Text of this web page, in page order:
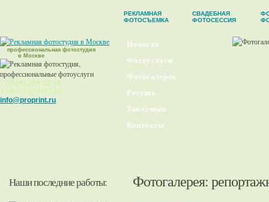
РЕКЛАМНАЯ
ФОТОСЪЕМКА
СВАДЕБНАЯ
ФОТОСЕССИЯ
профессиональная фотостудия
в Москве
+7(926) 230-32-51
+7(977) 379-37-29
info@proprint.ru
Новости
Фотоуслуги
Фотогалерея
Ретушь
Заказчики
Контакты
Наши последние работы: Фотогалерея: